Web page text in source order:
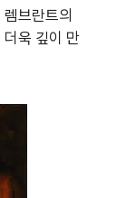
브란트의
욱 깊이 만